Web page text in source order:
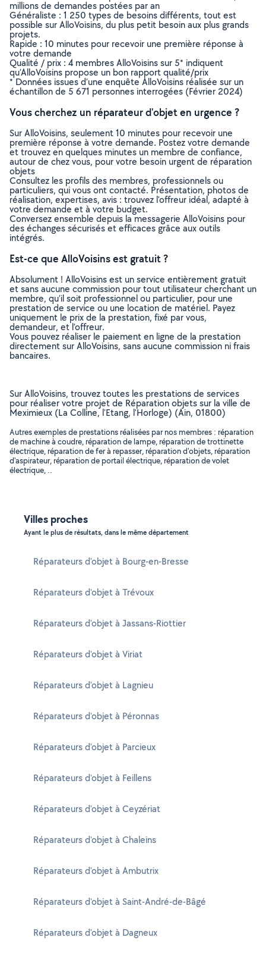
millions de demandes postées par an
Généraliste : 1 250 types de besoins différents, tout est
possible sur AlloVoisins, du plus petit besoin aux plus grands
projets.
Rapide : 10 minutes pour recevoir une première réponse à
votre demande
Qualité / prix : 4 membres AlloVoisins sur 5* indiquent
qu’AlloVoisins propose un bon rapport qualité/prix
* Données issues d’une enquête AlloVoisins réalisée sur un
échantillon de 5 671 personnes interrogées (Février 2024)
Vous cherchez un réparateur d'objet en urgence ?
Sur AlloVoisins, seulement 10 minutes pour recevoir une
première réponse à votre demande. Postez votre demande
et trouvez en quelques minutes un membre de confiance,
autour de chez vous, pour votre besoin urgent de réparation
objets
Consultez les profils des membres, professionnels ou
particuliers, qui vous ont contacté. Présentation, photos de
réalisation, expertises, avis : trouvez l'offreur idéal, adapté à
votre demande et à votre budget.
Conversez ensemble depuis la messagerie AlloVoisins pour
des échanges sécurisés et efficaces grâce aux outils
intégrés.
Est-ce que AlloVoisins est gratuit ?
Absolument ! AlloVoisins est un service entièrement gratuit
et sans aucune commission pour tout utilisateur cherchant un
membre, qu’il soit professionnel ou particulier, pour une
prestation de service ou une location de matériel. Payez
uniquement le prix de la prestation, fixé par vous,
demandeur, et l’offreur.
Vous pouvez réaliser le paiement en ligne de la prestation
directement sur AlloVoisins, sans aucune commission ni frais
bancaires.
Sur AlloVoisins, trouvez toutes les prestations de services
pour réaliser votre projet de Réparation objets sur la ville de
Meximieux (La Colline, l'Etang, l'Horloge) (Ain, 01800)
Autres exemples de prestations réalisées par nos membres : réparation
de machine à coudre, réparation de lampe, réparation de trottinette
électrique, réparation de fer à repasser, réparation d'objets, réparation
d'aspirateur, réparation de portail électrique, réparation de volet
électrique, ..
Villes proches
Ayant le plus de résultats, dans le même département
Réparateurs d'objet à Bourg-en-Bresse
Réparateurs d'objet à Trévoux
Réparateurs d'objet à Jassans-Riottier
Réparateurs d'objet à Viriat
Réparateurs d'objet à Lagnieu
Réparateurs d'objet à Péronnas
Réparateurs d'objet à Parcieux
Réparateurs d'objet à Feillens
Réparateurs d'objet à Ceyzériat
Réparateurs d'objet à Chaleins
Réparateurs d'objet à Ambutrix
Réparateurs d'objet à Saint-André-de-Bâgé
Réparateurs d'objet à Dagneux